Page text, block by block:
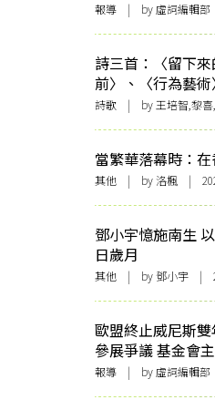
報導 | by 虛詞編輯部
詩三首：〈留下
前〉、〈行為藝術
詩歌 | by 王培智,黎
當繁華落幕時：
其他 | by洛楓 |
鄧小宇憶施南生
日歲月
其他 | by 鄧小宇 |
歐盟終止威尼斯
參展爭議 基金會
報導 | by 虛詞編輯部